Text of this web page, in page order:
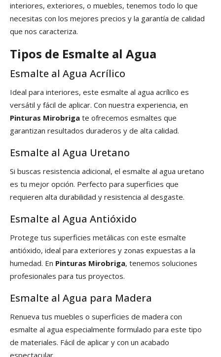
interiores, exteriores, o muebles, tenemos todo lo que
necesitas con los mejores precios y la garantía de calidad
que nos caracteriza.
Tipos de Esmalte al Agua
Esmalte al Agua Acrílico
Ideal para interiores, este esmalte al agua acrílico es
versátil y fácil de aplicar. Con nuestra experiencia, en
Pinturas Mirobriga te ofrecemos esmaltes que
garantizan resultados duraderos y de alta calidad.
Esmalte al Agua Uretano
Si buscas resistencia adicional, el esmalte al agua uretano
es tu mejor opción. Perfecto para superficies que
requieren alta durabilidad y resistencia al desgaste.
Esmalte al Agua Antióxido
Protege tus superficies metálicas con este esmalte
antióxido, ideal para exteriores y zonas expuestas a la
humedad. En Pinturas Mirobriga, tenemos soluciones
profesionales para tus proyectos.
Esmalte al Agua para Madera
Renueva tus muebles o superficies de madera con
esmalte al agua especialmente formulado para este tipo
de materiales. Fácil de aplicar y con un acabado